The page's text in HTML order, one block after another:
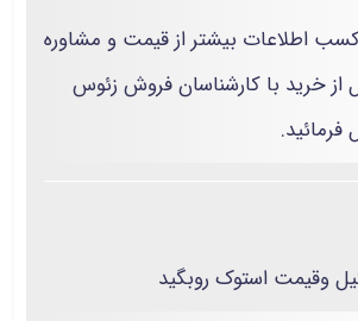
اطلاعات بیشتر از قیمت و مشاوره
از خرید با کارشناسان فروش زئوس
وقیمت استوک روبگید